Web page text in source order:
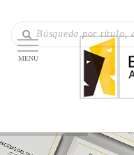
MENU